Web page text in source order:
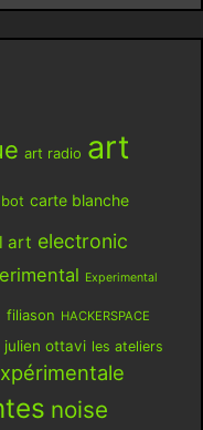
art radio art
bot carte blanche
art electronic
Experimental
filiason HACKERSPACE
julien ottavi les ateliers
noise